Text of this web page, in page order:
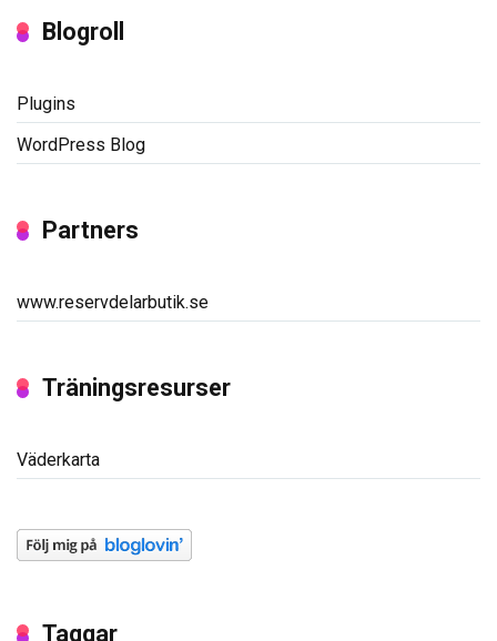
Blogroll
Plugins
WordPress Blog
Partners
www.reservdelarbutik.se
Träningsresurser
Väderkarta
Taggar